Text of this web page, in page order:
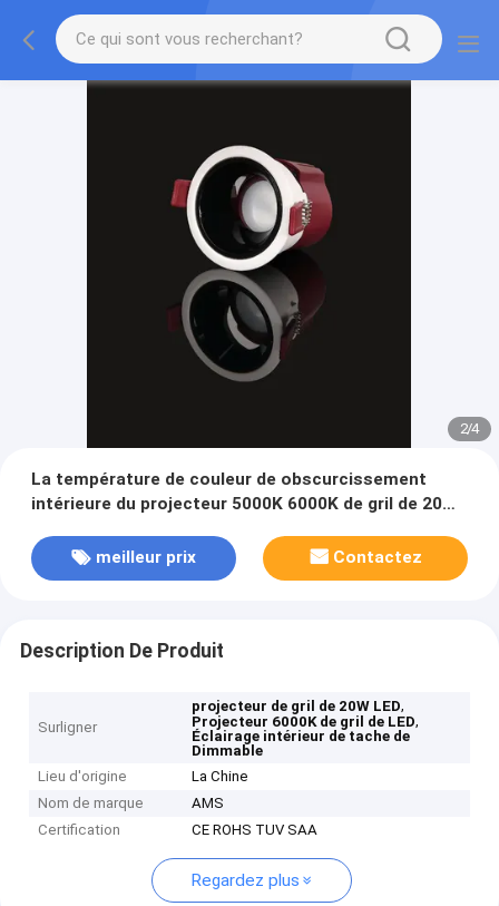
2/4
La température de couleur de obscurcissement
intérieure du projecteur 5000K 6000K de gril de 20W
meilleur prix
Contactez
Description De Produit
Surligner
projecteur de gril de 20W LED,
Projecteur 6000K de gril de LED,
Éclairage intérieur de tache de
Dimmable
Lieu d'origine
La Chine
Nom de marque
AMS
Certification
CE ROHS TUV SAA
Regardez plus